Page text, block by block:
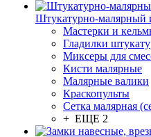
Штукатурно-малярный
Мастерки и
Гладилки
Миксеры для
Кисти малярные
Малярные валики
Краскопульты
Сетка малярная
+ ЕЩЕ 2